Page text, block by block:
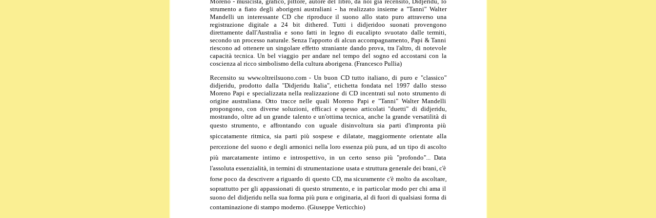
strumento a fiato degli aborigeni australiani - ha realizzato insieme a "Tanni" Walter
Mandelli un interessante CD che riproduce il suono allo stato puro attraverso una
registrazione digitale a 24 bit dithered. Tutti i didjeridoo suonati provengono
direttamente dall'Australia e sono fatti in legno di eucalipto svuotato dalle termiti,
secondo un processo naturale. Senza l'apporto di alcun accompagnamento, Papi & Tanni
riescono ad ottenere un singolare effetto straniante dando prova, tra l'altro, di notevole
capacità tecnica. Un bel viaggio per andare nel tempo del sogno ed accostarsi con la
coscienza al ricco simbolismo della cultura aborigena. (Francesco Pullia)
Recensito su www.oltreilsuono.com - Un buon CD tutto italiano, di puro e "classico"
didjeridu, prodotto dalla "Didjeridu Italia", etichetta fondata nel 1997 dallo stesso
Moreno Papi e specializzata nella realizzazione di CD incentrati sul noto strumento di
origine australiana. Otto tracce nelle quali Moreno Papi e "Tanni" Walter Mandelli
propongono, con diverse soluzioni, efficaci e spesso articolati "duetti" di didjeridu,
mostrando, oltre ad un grande talento e un'ottima tecnica, anche la grande versatilità di
questo strumento, e affrontando con uguale disinvoltura sia parti d'impronta più
spiccatamente ritmica, sia parti più sospese e dilatate, maggiormente orientate alla
percezione del suono e degli armonici nella loro essenza più pura, ad un tipo di ascolto
più marcatamente intimo e introspettivo, in un certo senso più "profondo"... Data
l'assoluta essenzialità, in termini di strumentazione usata e struttura generale dei brani, c'è
forse poco da descrivere a riguardo di questo CD, ma sicuramente c'è molto da ascoltare,
soprattutto per gli appassionati di questo strumento, e in particolar modo per chi ama il
suono del didjeridu nella sua forma più pura e originaria, al di fuori di qualsiasi forma di
contaminazione di stampo moderno. (Giuseppe Verticchio)